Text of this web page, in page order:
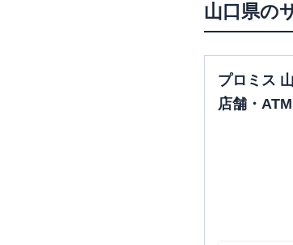
山口県の
プロミス
店舗・